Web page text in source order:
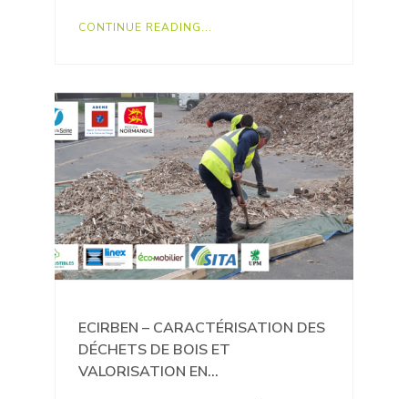
CONTINUE READING...
ECIRBEN – CARACTÉRISATION DES
DÉCHETS DE BOIS ET
VALORISATION EN...